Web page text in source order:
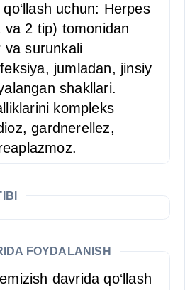
uchun: Herpes
2 tip) tomonidan
va surunkali
jumladan, jinsiy
shakllari.
kompleks
gardnerellez,
FOYDALANISH
davrida qo‘llash